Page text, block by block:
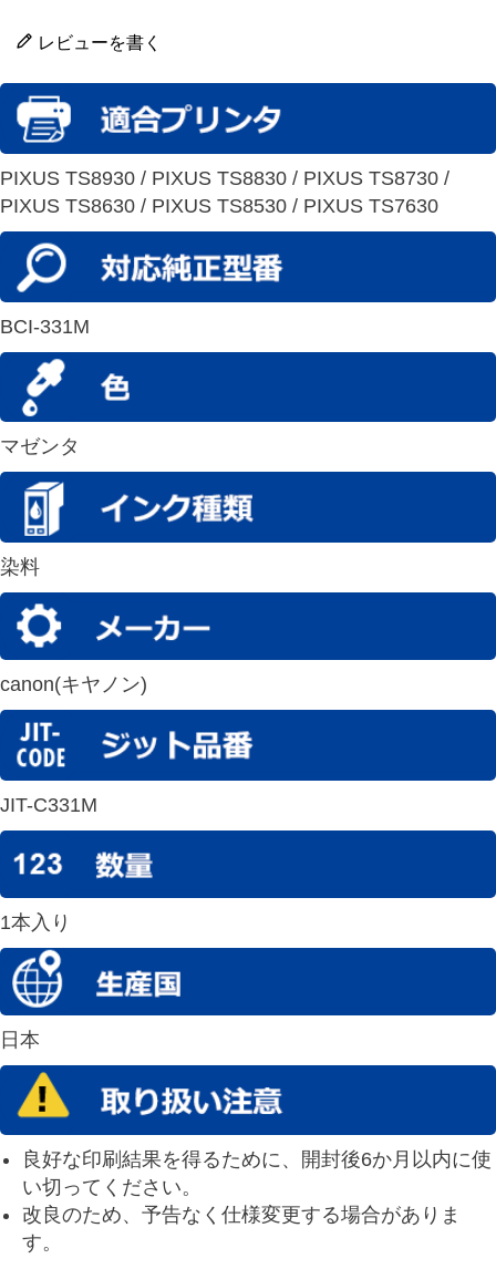
レビューを書く
PIXUS TS8930 / PIXUS TS8830 / PIXUS TS8730 /
PIXUS TS8630 / PIXUS TS8530 / PIXUS TS7630
BCI-331M
マゼンタ
染料
canon(キヤノン)
JIT-C331M
1本入り
日本
良好な印刷結果を得るために、開封後6か月以内に使
い切ってください。
改良のため、予告なく仕様変更する場合がありま
す。